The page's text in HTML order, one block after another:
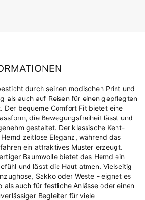
durch seinen modischen Print und
als auch auf Reisen für einen gepflegten
Der bequeme Comfort Fit bietet eine
die Bewegungsfreiheit lässt und
gestaltet. Der klassische Kent-
zeitlose Eleganz, während das
ein attraktives Muster erzeugt.
Baumwolle bietet das Hemd ein
und lässt die Haut atmen. Vielseitig
Sakko oder Weste - eignet es
als auch für festliche Anlässe oder einen
Begleiter für viele